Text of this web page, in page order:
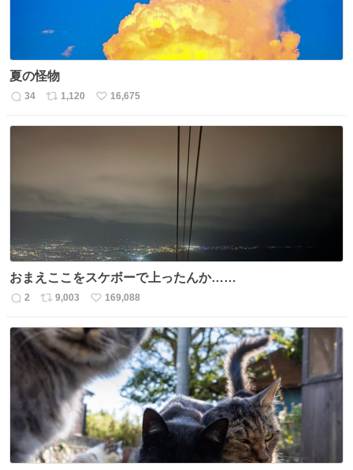
夏の怪物
返
34
リ
1,120
い
16,675
おまえここをスケボーで上ったんか……
返
数
2
リ
ス
ト
数
9,003
い
ね
数
169,088